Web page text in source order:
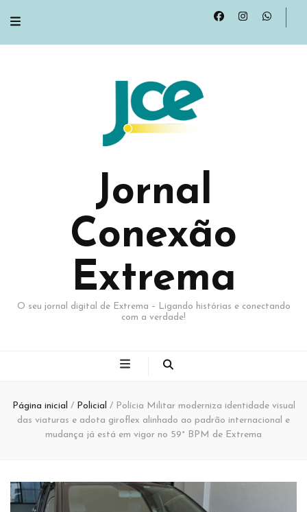
Jornal
Conexão
Extrema
O seu jornal digital de Extrema – Ligando histórias e conectando
com a verdade!
Página inicial / Policial / Polícia Militar moderniza identidade visual
das viaturas e adota giroflex alinhado ao padrão internacional e
mudança já está em vigor no 59° BPM de Extrema